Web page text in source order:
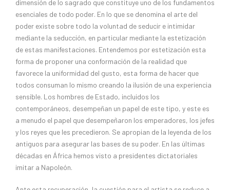
dimensión de lo sagrado que constituye uno de los fundamentos
esenciales de todo poder. En lo que se denomina el arte del
poder existe sobre todo la voluntad de seducir e intimidar
mediante la seducción, en particular mediante la estetización
de estas manifestaciones. Entendemos por estetización esta
forma de proponer una conformación de la realidad que
favorece la uniformidad del gusto, esta forma de hacer que
todos consuman lo mismo creando la ilusión de una experiencia
sensible. Los hombres de Estado, incluidos los
contemporáneos, desempeñan un papel de este tipo, y este es
a menudo el papel que desempeñaron los emperadores, los jefes
y los reyes que les precedieron. Se apropian de la leyenda de los
antiguos para asegurar las bases de su poder. En las últimas
décadas en África hemos visto a presidentes dictatoriales
imitar a Napoleón.